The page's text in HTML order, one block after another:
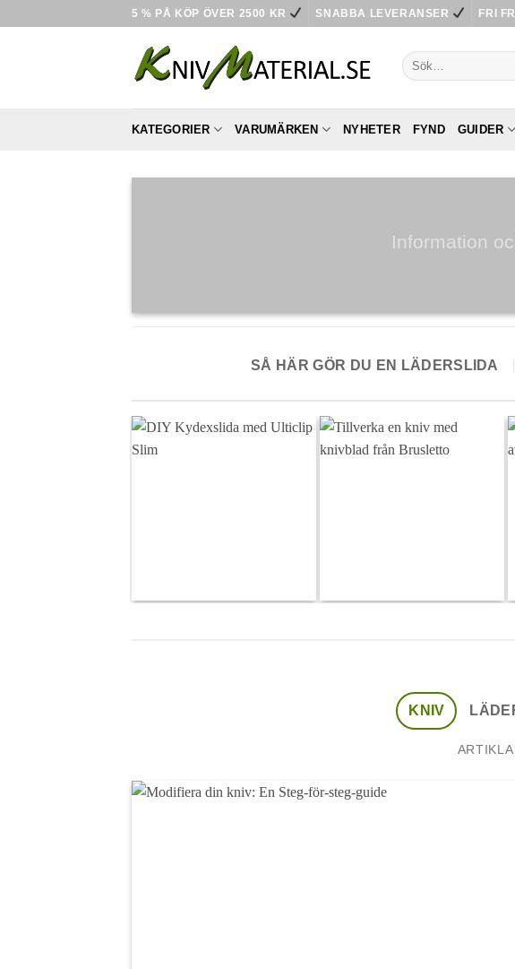
5 % PÅ KÖP ÖVER 2500 KR SNABBA LEVERANSER FRI
Sök
efter:
KATEGORIER VARUMÄRKEN NYHETER FYND GUIDER
Information
SÅ HÄR GÖR DU EN LÄDERSLIDA
KNIV